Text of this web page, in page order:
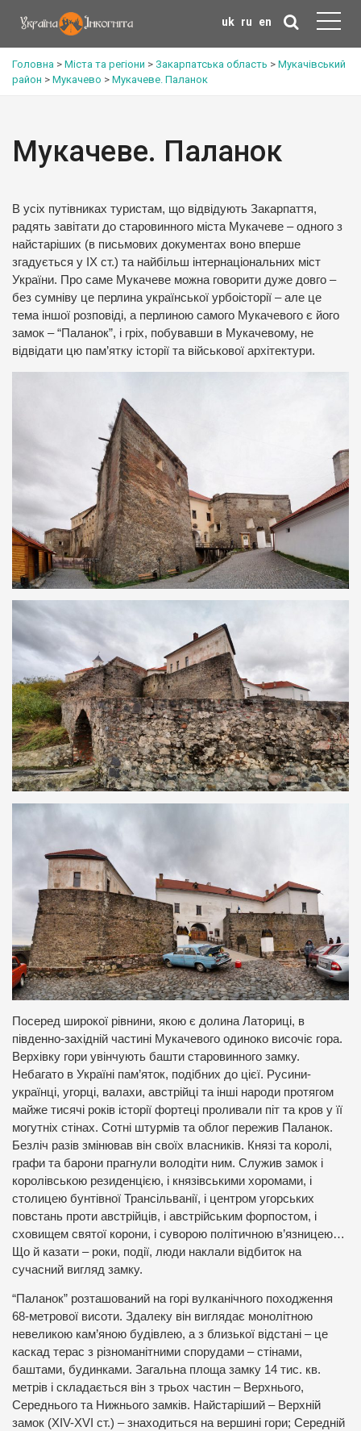
uk ru en
Головна > Міста та регіони > Закарпатська область > Мукачівський
район > Мукачево > Мукачеве. Паланок
Мукачеве. Паланок
В усіх путівниках туристам, що відвідують Закарпаття,
радять завітати до старовинного міста Мукачеве – одного з
найстаріших (в письмових документах воно вперше
згадується у ІХ ст.) та найбільш інтернаціональних міст
України. Про саме Мукачеве можна говорити дуже довго –
без сумніву це перлина української урбоісторії – але це
тема іншої розповіді, а перлиною самого Мукачевого є його
замок – “Паланок”, і гріх, побувавши в Мукачевому, не
відвідати цю пам’ятку історії та військової архітектури.
Посеред широкої рівнини, якою є долина Латориці, в
південно-західній частині Мукачевого одиноко височіє гора.
Верхівку гори увінчують башти старовинного замку.
Небагато в Україні пам’яток, подібних до цієї. Русини-
українці, угорці, валахи, австрійці та інші народи протягом
майже тисячі років історії фортеці проливали піт та кров у її
могутніх стінах. Сотні штурмів та облог пережив Паланок.
Безліч разів змінював він своїх власників. Князі та королі,
графи та барони прагнули володіти ним. Служив замок і
королівською резиденцією, і князівськими хоромами, і
столицею бунтівної Трансільванії, і центром угорських
повстань проти австрійців, і австрійським форпостом, і
сховищем святої корони, і суворою політичною в’язницею…
Що й казати – роки, події, люди наклали відбиток на
сучасний вигляд замку.
“Паланок” розташований на горі вулканічного походження
68-метрової висоти. Здалеку він виглядає монолітною
невеликою кам’яною будівлею, а з близької відстані – це
каскад терас з різноманітними спорудами – стінами,
баштами, будинками. Загальна площа замку 14 тис. кв.
метрів і складається він з трьох частин – Верхнього,
Середнього та Нижнього замків. Найстаріший – Верхній
замок (XIV-XVI ст.) – знаходиться на вершині гори; Середній